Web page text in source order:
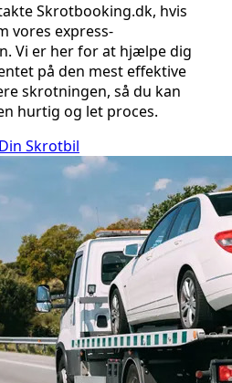
Skrotbooking.dk, hvis
vores express-
Vi er her for at hjælpe dig
på den mest effektive
skrotningen, så du kan
hurtig og let proces.
Skrotbil